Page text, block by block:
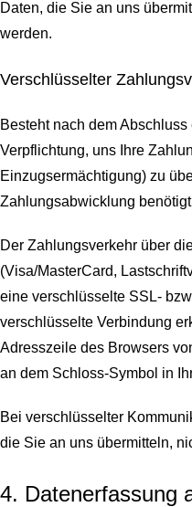
Daten, die Sie an uns
werden.
Verschlüsselter
Besteht nach dem
Verpflichtung, uns Ihre
Einzugsermächtigung) zu
Zahlungsabwicklung
Der Zahlungsverkehr über
(Visa/MasterCard,
eine verschlüsselte SSL-
verschlüsselte Verbindung
Adresszeile des Browsers
an dem Schloss-Symbol in
Bei verschlüsselter
die Sie an uns übermitteln,
4. Datenerfassung